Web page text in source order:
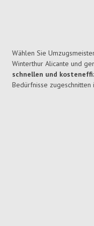
Wählen Sie
Winterthur Alicante und
schnellen und
Bedürfnisse zugeschnitten